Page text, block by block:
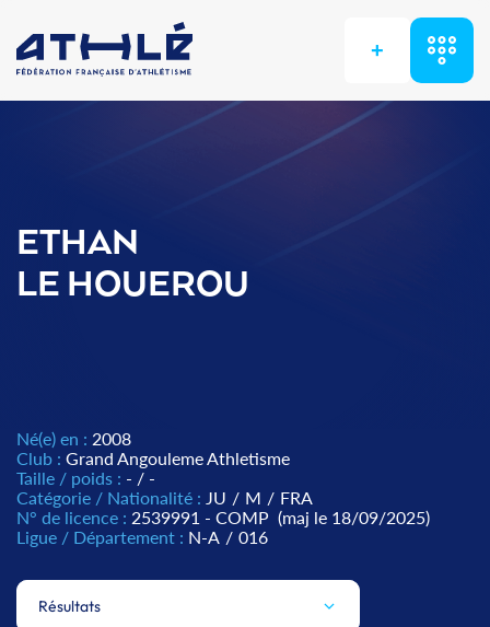
+
ETHAN
LE HOUEROU
Né(e) en : 2008
Club : Grand Angouleme Athletisme
Taille / poids : - / -
Catégorie / Nationalité : JU / M / FRA
N° de licence : 2539991 - COMP (maj le 18/09/2025)
Ligue / Département : N-A / 016
Résultats